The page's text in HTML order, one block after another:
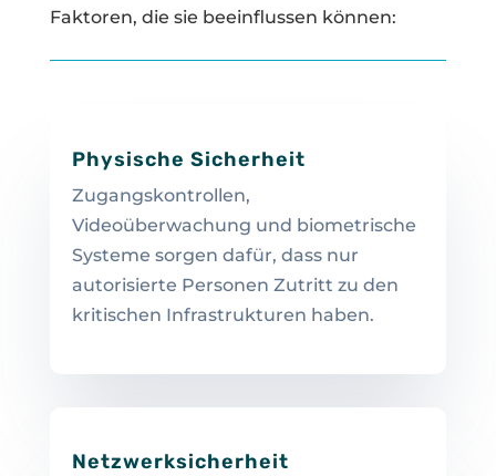
Faktoren, die sie beeinflussen können:
Physische Sicherheit
Zugangskontrollen,
Videoüberwachung und biometrische
Systeme sorgen dafür, dass nur
autorisierte Personen Zutritt zu den
kritischen Infrastrukturen haben.
Netzwerksicherheit